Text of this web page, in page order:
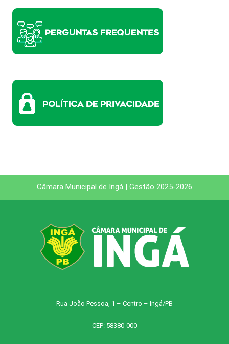
Câmara Municipal de Ingá | Gestão 2025-2026
Rua João Pessoa, 1 – Centro – Ingá/PB
CEP: 58380-000